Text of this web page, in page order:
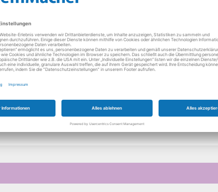
Donnerstag
09:30 - 18:00
Freitag
09:30 - 18:00